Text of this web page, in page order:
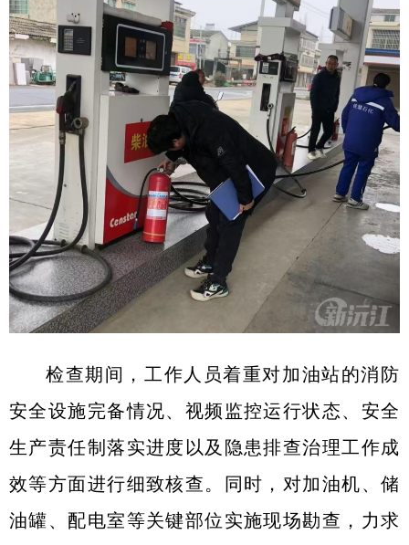
检查期间，工作人员着重对加油站的消防
安全设施完备情况、视频监控运行状态、安全
生产责任制落实进度以及隐患排查治理工作成
效等方面进行细致核查。同时，对加油机、储
油罐、配电室等关键部位实施现场勘查，力求